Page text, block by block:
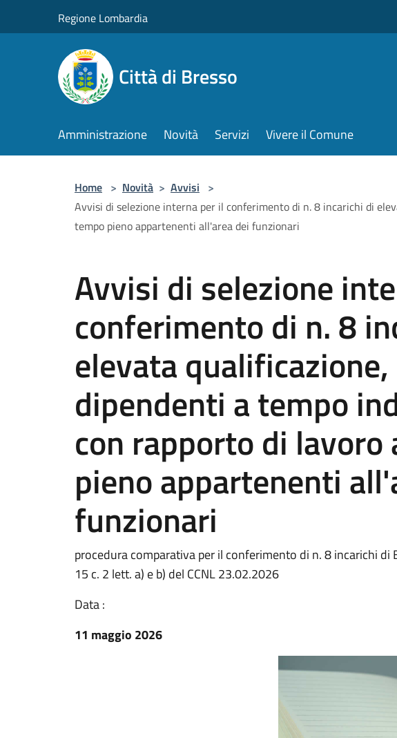
Regione Lombardia
Città di Bresso
Amministrazione Novità Servizi Vivere il Comune
Home > Novità > Avvisi >
Avvisi di selezione interna per il conferimento di n. 8 incarichi di
tempo pieno appartenenti all'area dei funzionari
Avvisi di selezione
conferimento di n. 8
elevata
dipendenti a tempo
con rapporto di lavoro
pieno appartenenti
funzionari
procedura comparativa per il conferimento di n. 8 incarichi di
15 c. 2 lett. a) e b) del CCNL 23.02.2026
Data :
11 maggio 2026